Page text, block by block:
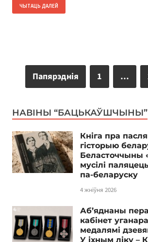
ЧЫТАЦЬ ДАЛЕЙ
Папярэднія 1 …
НАВІНЫ “БАЦЬКАЎШЧЫНЫ”
Кніга пра
гісторыю
Беласточчыны
мусілі
па-беларуску
4 жніўня 2026
Аб’яднаны
кабінет
медалямі
У іхным ліку –